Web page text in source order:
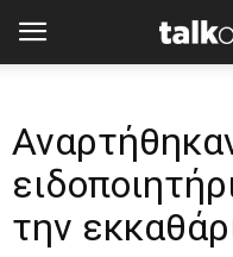
την